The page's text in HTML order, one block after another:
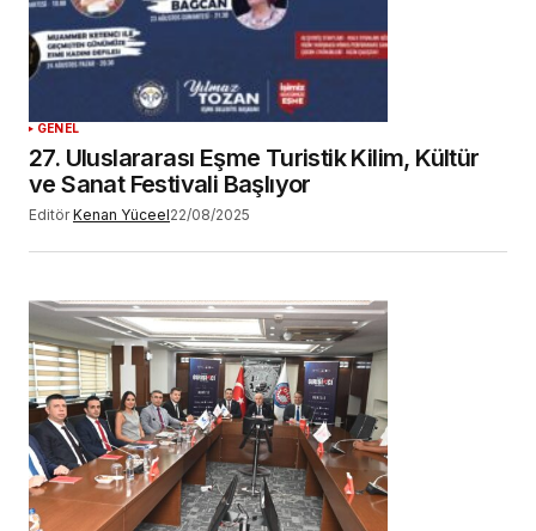
GENEL
27. Uluslararası Eşme Turistik Kilim, Kültür
ve Sanat Festivali Başlıyor
Editör Kenan Yüceel22/08/2025